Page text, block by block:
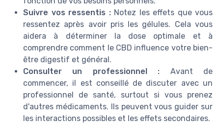
Suivre vos ressentis :Notez les effets que vous
ressentez après avoir pris les gélules. Cela vous
aidera à déterminer la dose optimale et à
comprendre comment le CBD influence votre bien-
être digestif et général.
Consulter un professionnel : Avant de
commencer, il est conseillé de discuter avec un
professionnel de santé, surtout si vous prenez
d'autres médicaments. Ils peuvent vous guider sur
les interactions possibles et les effets secondaires.